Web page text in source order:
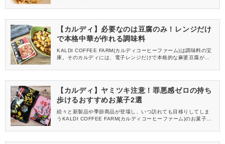
が「上海焼きそば」です。焼きそばではめずらしい生麺なのです
海焼きそば」を実際に作ったのでレビューします！
【カルディ】必要なのは豆腐のみ！レンジだけ
で本格中華が作れる調味料
KALDI COFFEE FARM(カルディコーヒーファーム)は調味料の宝
庫。そのカルディには、電子レンジだけで本格的な麻婆豆腐が作
思い立ったらパパッと一品できる「麻婆豆腐醤」の手軽さや味
【カルディ】ヤミツキ注意！罪悪感ゼロの持ち
歩けるおすすめお菓子2選
続々と新製品や季節商品が登場し、いつ訪れても目移りしてしま
うKALDI COFFEE FARM(カルディコーヒーファーム)のお菓子た
と何度もリピートしている商品があるんです♪今回は、ヤミツキに